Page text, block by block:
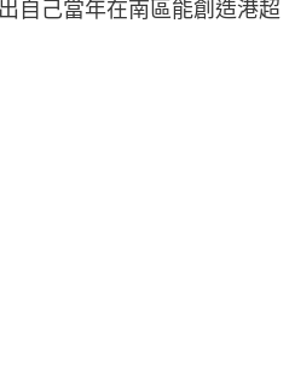
自己當年在南區能創造港超